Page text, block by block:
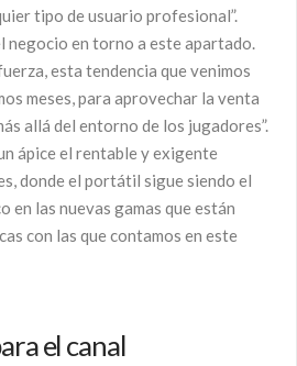
tipo de usuario profesional”.
negocio en torno a este apartado.
esta tendencia que venimos
meses, para aprovechar la venta
allá del entorno de los jugadores”.
ápice el rentable y exigente
donde el portátil sigue siendo el
en las nuevas gamas que están
con las que contamos en este
el canal